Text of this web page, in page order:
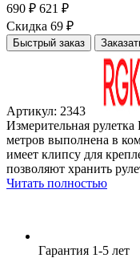
690 ₽ 621 ₽
Скидка 69 ₽
Быстрый заказ
Артикул: 2343
Измерительная
метров выполнена в
имеет клипсу для
позволяют хранить
Читать полностью
Гарантия 1-5 лет